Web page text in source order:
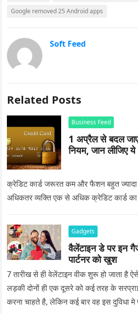
Google removed 25 Android apps
Soft Feed
Related Posts
Business Feed
1 अप्रैल से बदल
नियम, जान लीजिए
क्रेडिट कार्ड जरूरत कम और फैशन बहुत
अधिकतर व्यक्ति एक से अधिक क्रेडिट कार्ड
Gadgets
वैलेंटाइन डे पर इन
पार्टनर को खुश
7 तारीख से ही वेलेंटाइन वीक शुरू हो जाता है
लड़की दोनों ही एक दूसरे को कई तरह के
करना चाहते है, लेकिन कई बार वह इस दुविधा